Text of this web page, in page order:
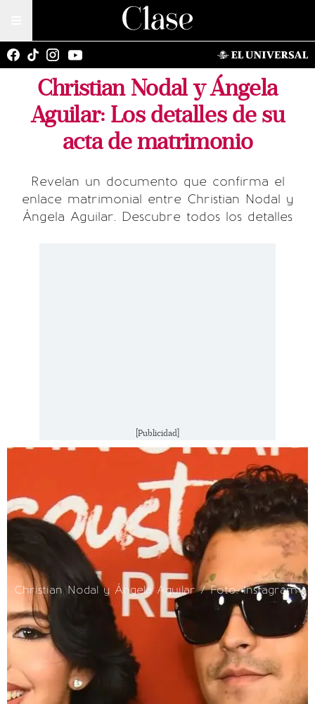
Christian Nodal y Ángela
Aguilar: Los detalles de su
acta de matrimonio
Revelan un documento que confirma el
enlace matrimonial entre Christian Nodal y
Ángela Aguilar. Descubre todos los detalles
[Publicidad]
Christian Nodal y Ángela Aguilar / Foto: Instagram